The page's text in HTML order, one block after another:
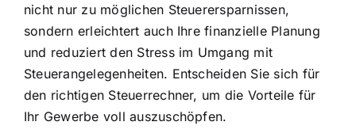
nicht nur zu möglichen Steuerersparnissen,
sondern erleichtert auch Ihre finanzielle Planung
und reduziert den Stress im Umgang mit
Steuerangelegenheiten. Entscheiden Sie sich für
den richtigen Steuerrechner, um die Vorteile für
Ihr Gewerbe voll auszuschöpfen.